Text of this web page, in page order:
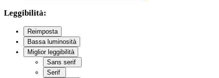
Leggibilità:
Reimposta
Bassa luminosità
Miglior leggibilità
Sans serif
Serif